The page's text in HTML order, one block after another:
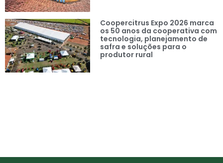
Coopercitrus Expo 2026 marca
os 50 anos da cooperativa com
tecnologia, planejamento de
safra e soluções para o
produtor rural